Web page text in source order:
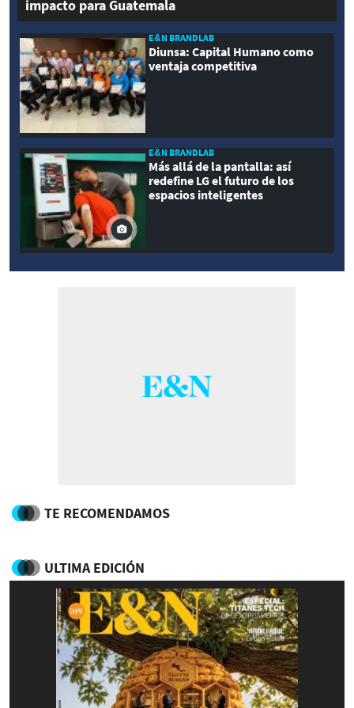
impacto para Guatemala
E&N BRANDLAB
Diunsa: Capital Humano como
ventaja competitiva
E&N BRANDLAB
Más allá de la pantalla: así
redefine LG el futuro de los
espacios inteligentes
TE RECOMENDAMOS
ULTIMA EDICIÓN